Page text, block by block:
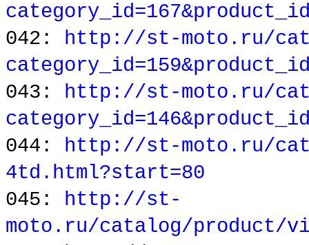
042: http://st-moto.ru/
043: http://st-moto.ru/
044: http://st-moto.ru/
4td.html?start=80
045: http://st-
moto.ru/catalog/product/